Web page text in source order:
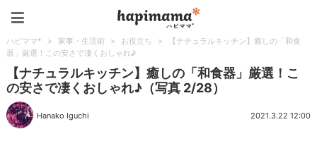
ハピママ* > 家事・生活術 > お役立ち >
【ナチュラルキッチン】癒しの「和食
器」厳選！この安さで凄くおしゃれ♪
【ナチュラルキッチン】癒しの「和食器」厳選！こ
の安さで凄くおしゃれ♪（写真 2/28）
Hanako Iguchi 2021.3.22 12:00